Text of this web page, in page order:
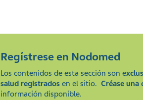
Regístrese en Nodomed
Los contenidos de esta sección son e
salud registrados en el sitio. Créase una
información disponible.